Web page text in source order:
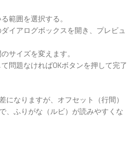
範囲を選択する。
イアログボックスを開き、プレビュ
サイズを変えます。
問題なければOKボタンを押して完了
になりますが、オフセット（行間）
、ふりがな（ルビ）が読みやすくな